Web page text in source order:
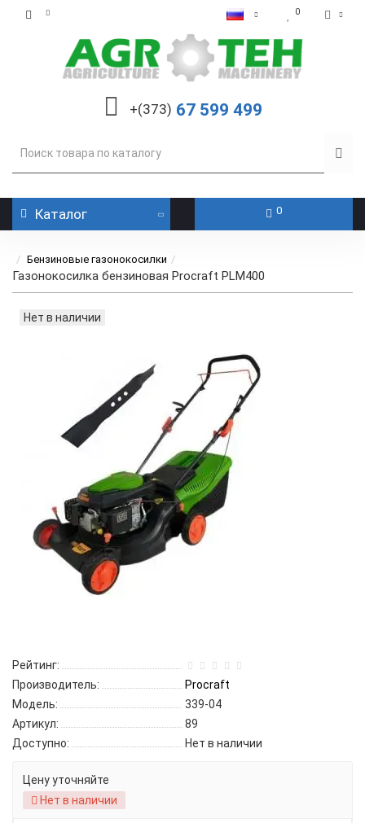
0
+(373) 67 599 499
Каталог 0
Бензиновые газонокосилки
Газонокосилка бензиновая Procraft PLM400
Нет в наличии
Рейтинг:
Производитель:
Procraft
Модель:
339-04
Артикул:
89
Доступно:
Нет в наличии
Цену уточняйте
Нет в наличии